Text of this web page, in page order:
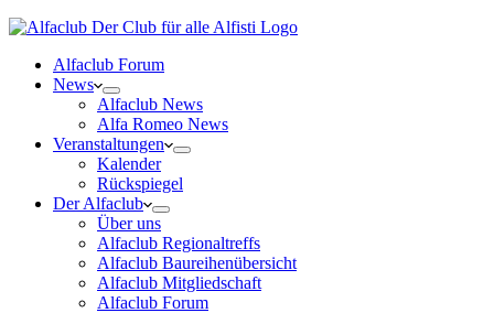
Alfaclub Forum
News
Alfaclub News
Alfa Romeo News
Veranstaltungen
Kalender
Rückspiegel
Der Alfaclub
Über uns
Alfaclub Regionaltreffs
Alfaclub Baureihenübersicht
Alfaclub Mitgliedschaft
Alfaclub Forum